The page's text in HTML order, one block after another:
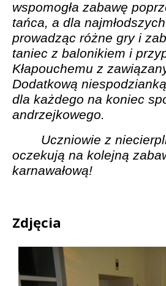
wspomogła zabawę
tańca, a dla
prowadząc różne gry i
taniec z balonikiem i
Kłapouchemu z
Dodatkową
dla każdego na koniec
andrzejkowego.
Uczniowie z
oczekują na kolejną
karnawałową!
Zdjęcia